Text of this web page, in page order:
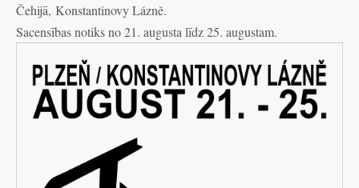
Čehijā, Konstantinovy Lázně.
Sacensības notiks no 21. augusta līdz 25. augustam.